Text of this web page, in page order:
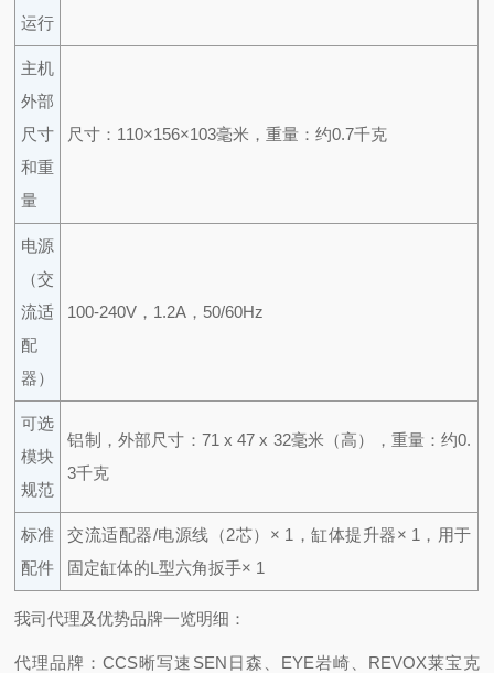
运行
主机
外部
尺寸
和重
量
尺寸：110×156×103毫米，重量：约0.7千克
电源
（交
流适
配
器）
100-240V，1.2A，50/60Hz
可选
模块
规范
铝制，外部尺寸：71 x 47 x 32毫米（高），重量：约0.
3千克
标准
配件
交流适配器/电源线（2芯）× 1，缸体提升器× 1， 用于
固定缸体的L型六角扳手× 1
我司代理及优势品牌一览明细：
代理品牌：CCS晰写速 SEN日森、EYE岩崎、REVOX莱宝克